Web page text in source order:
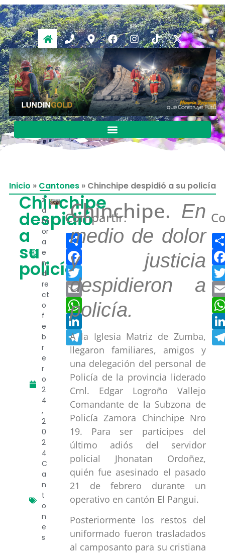
Inicio » Cantones » Chinchipe despidió a su policía
Chinchipe
despidió
a
su
policía
z
a
m
or
a
e
n
di
re
ct
o
f
e
b
r
e
r
o
2
4
,
2
0
2
4
C
a
n
t
o
n
e
s
Compartir:
Compartir
Facebook
Twitter
Email
WhatsApp
LinkedIn
Telegram
Chinchipe. En
medio de dolor
y justicia
despidieron a
policía.
A la Iglesia Matriz de Zumba,
llegaron familiares, amigos y
una delegación del personal de
Policía de la provincia liderado
Crnl. Edgar Logroño Vallejo
Comandante de la Subzona de
Policía Zamora Chinchipe Nro
19. Para ser partícipes del
último adiós del servidor
policial Jhonatan Ordoñez,
quién fue asesinado el pasado
21 de febrero durante un
operativo en cantón El Pangui.
Posteriormente los restos del
uniformado fueron trasladados
al camposanto para su cristiana